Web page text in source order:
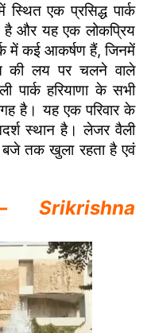
स्थित एक प्रसिद्ध पार्क
और यह एक लोकप्रिय
में कई आकर्षण हैं, जिनमें
की लय पर चलने वाले
पार्क हरियाणा के सभी
है। यह एक परिवार के
स्थान है। लेजर वैली
तक खुला रहता है एवं
Srikrishna